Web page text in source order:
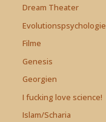
Dream Theater
Evolutionspsychologie
Filme
Genesis
Georgien
I fucking love science!
Islam/Scharia